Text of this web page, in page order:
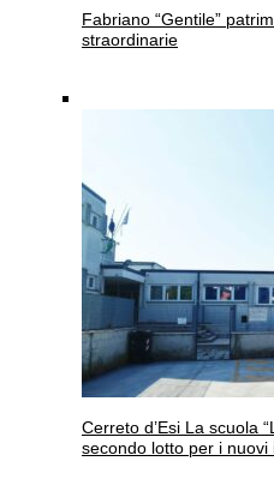
Fabriano “Gentile”
straordinarie
Cerreto d’Esi
La scuola
secondo lotto per i nuovi